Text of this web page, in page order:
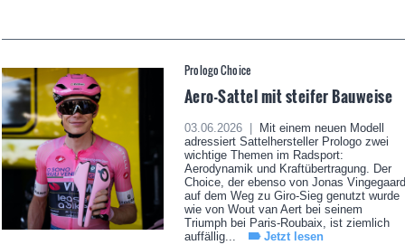
Prologo Choice
Aero-Sattel mit steifer Bauweise
03.06.2026 |
Mit einem neuen Modell
adressiert Sattelhersteller Prologo zwei
wichtige Themen im Radsport:
Aerodynamik und Kraftübertragung. Der
Choice, der ebenso von Jonas Vingegaard
auf dem Weg zu Giro-Sieg genutzt wurde
wie von Wout van Aert bei seinem
Triumph bei Paris-Roubaix, ist ziemlich
auffällig...
Jetzt lesen